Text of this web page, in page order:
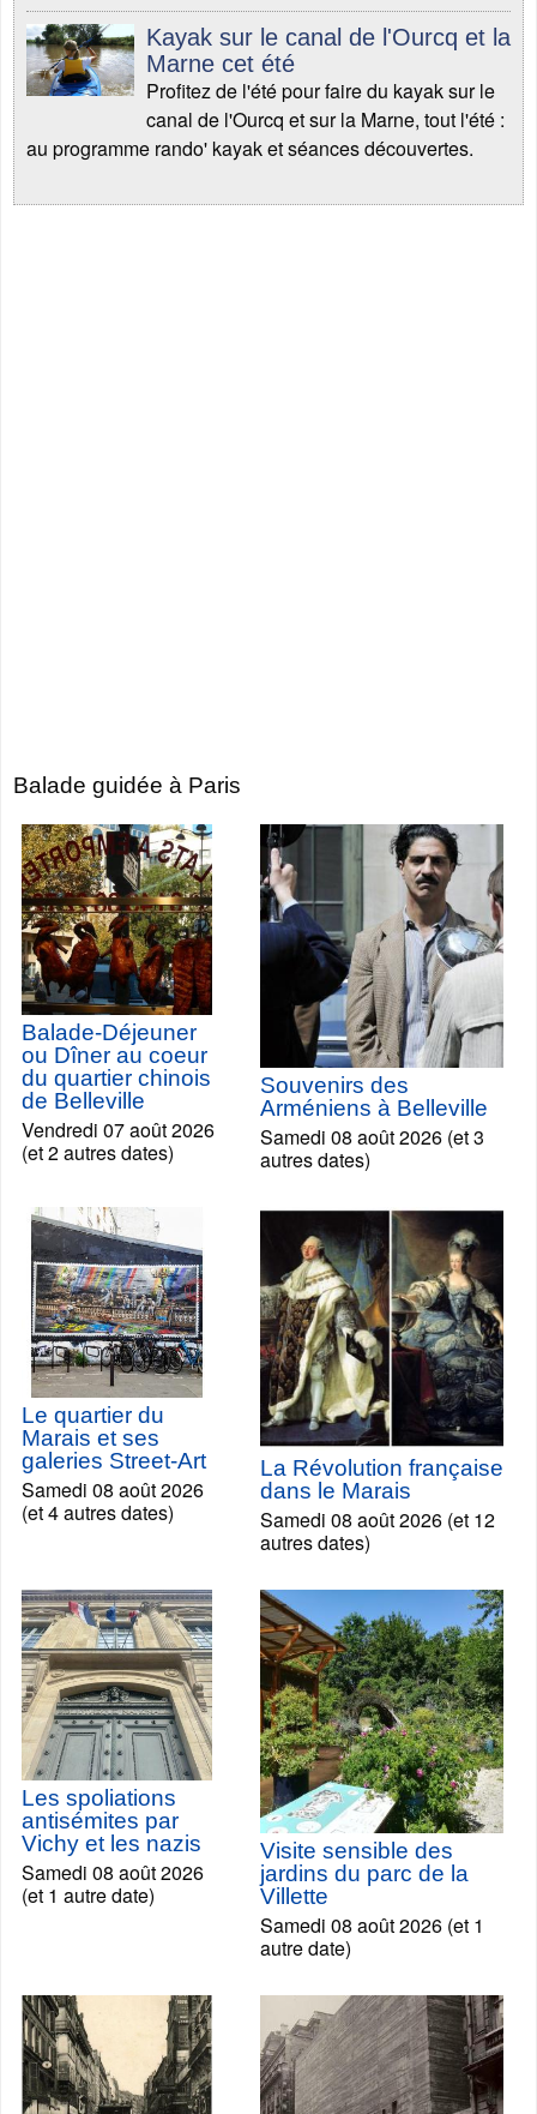
Kayak sur le canal de l'Ourcq et la
Marne cet été
Profitez de l'été pour faire du kayak sur le
canal de l'Ourcq et sur la Marne, tout l'été :
au programme rando' kayak et séances découvertes.
Balade guidée à Paris
Balade-Déjeuner
ou Dîner au coeur
du quartier chinois
de Belleville
Vendredi 07 août 2026
(et 2 autres dates)
Souvenirs des
Arméniens à Belleville
Samedi 08 août 2026 (et 3
autres dates)
Le quartier du
Marais et ses
galeries Street-Art
Samedi 08 août 2026
(et 4 autres dates)
La Révolution française
dans le Marais
Samedi 08 août 2026 (et 12
autres dates)
Les spoliations
antisémites par
Vichy et les nazis
Samedi 08 août 2026
(et 1 autre date)
Visite sensible des
jardins du parc de la
Villette
Samedi 08 août 2026 (et 1
autre date)